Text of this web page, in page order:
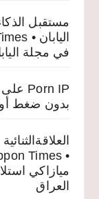
مستقبل
اليابان • The Nippon Times
في مجلة
Porn IP على
بدون ضغط
• The Nippon Times
ميازاكي
العراق